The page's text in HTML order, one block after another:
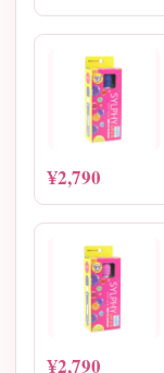
¥2,790
¥2,790